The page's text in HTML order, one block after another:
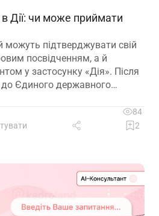
Дії: чи може приймати
можуть підтверджувати свій
посвідченням, а й
у застосунку «Дія». Після
до Єдиного державного
зокрема й реалізовувати
законодавством
84
2